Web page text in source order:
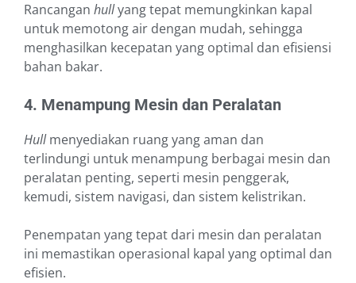
Rancangan hullyang tepat memungkinkan kapal
untuk memotong air dengan mudah, sehingga
menghasilkan kecepatan yang optimal dan efisiensi
bahan bakar.
4. Menampung Mesin dan Peralatan
Hullmenyediakan ruang yang aman dan
terlindungi untuk menampung berbagai mesin dan
peralatan penting, seperti mesin penggerak,
kemudi, sistem navigasi, dan sistem kelistrikan.
Penempatan yang tepat dari mesin dan peralatan
ini memastikan operasional kapal yang optimal dan
efisien.